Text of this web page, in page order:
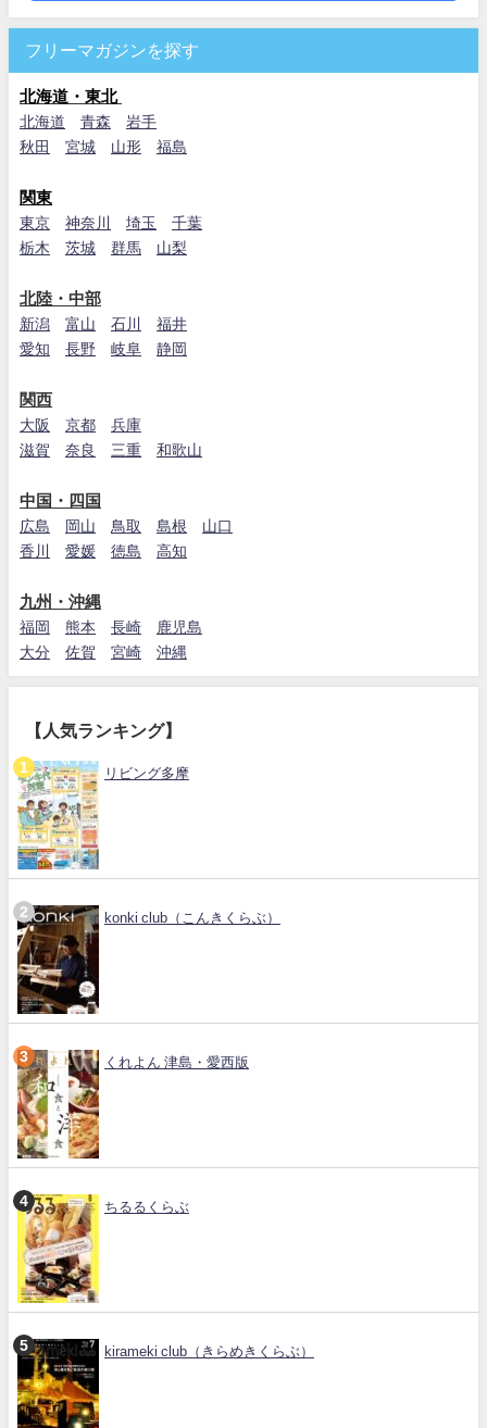
フリーマガジンを探す
北海道・東北
北海道 青森
岩手
秋田
宮城 山形 福島
関東
東京 神奈川 埼玉
千葉
栃木
茨城 群馬 山梨
北陸・中部
新潟 富山 石川
福井
愛知
長野 岐阜 静岡
関西
大阪 京都
兵庫
滋賀
奈良 三重 和歌山
中国・四国
広島 岡山 鳥取 島根
山口
香川
愛媛 徳島 高知
九州・沖縄
福岡 熊本 長崎
鹿児島
大分
佐賀 宮崎 沖縄
【人気ランキング】
リビング多摩
konki club（こんきくらぶ）
くれよん 津島・愛西版
ちるるくらぶ
kirameki club（きらめきくらぶ）